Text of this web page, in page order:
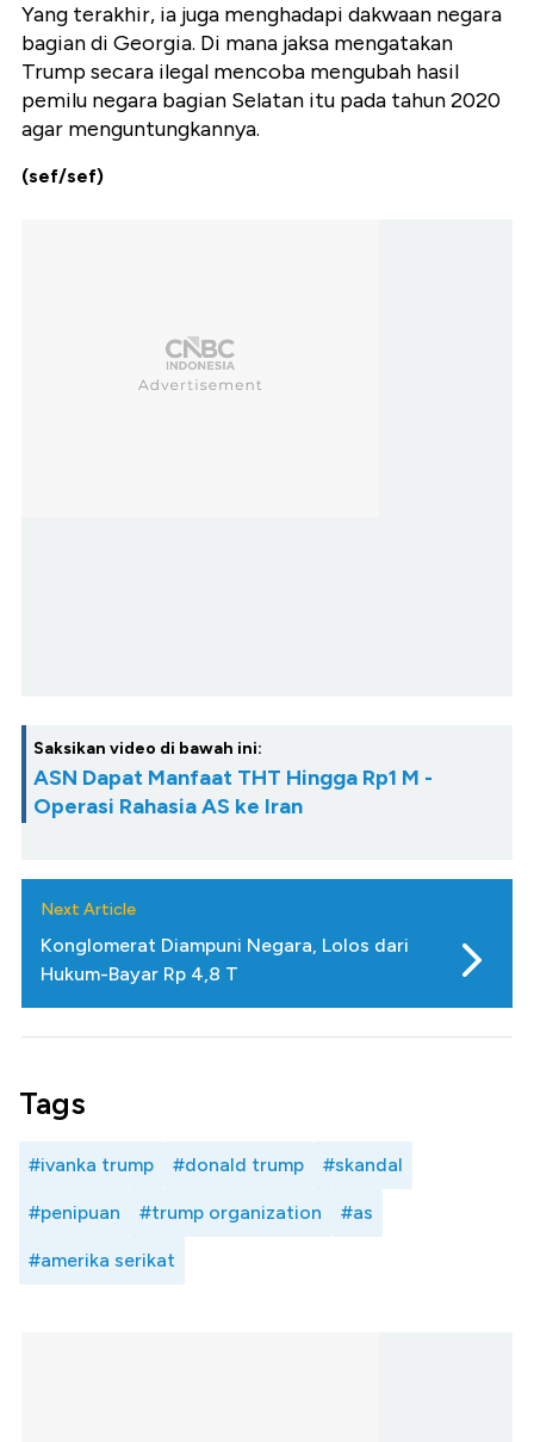
Yang terakhir, ia juga menghadapi dakwaan negara
bagian di Georgia. Di mana jaksa mengatakan
Trump secara ilegal mencoba mengubah hasil
pemilu negara bagian Selatan itu pada tahun 2020
agar menguntungkannya.
(sef/sef)
Saksikan video di bawah ini:
ASN Dapat Manfaat THT Hingga Rp1 M -
Operasi Rahasia AS ke Iran
Next Article
Konglomerat Diampuni Negara, Lolos dari
Hukum-Bayar Rp 4,8 T
Tags
#ivanka trump #donald trump #skandal
#penipuan #trump organization #as
#amerika serikat